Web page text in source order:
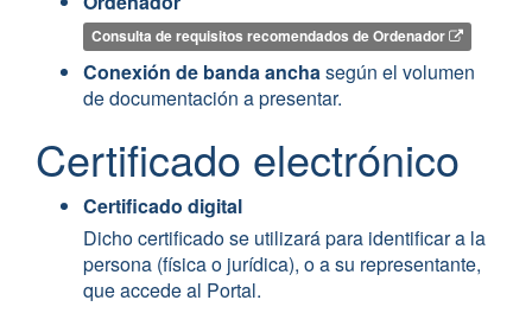
Consulta de requisitos recomendados de Ordenador
Conexión de banda anchasegún el volumen
de documentación a presentar.
Certificado electrónico
Certificado digital
Dicho certificado se utilizará para identificar a la
persona (física o jurídica), o a su representante,
que accede al Portal.